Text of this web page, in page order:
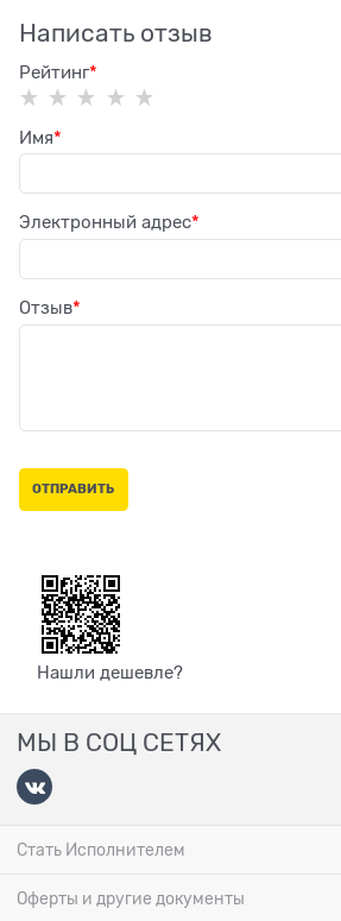
Написать отзыв
Рейтинг
Имя
Электронный адрес
Отзыв
Нашли дешевле?
МЫ В СОЦ СЕТЯХ
Стать Исполнителем
Оферты и другие документы